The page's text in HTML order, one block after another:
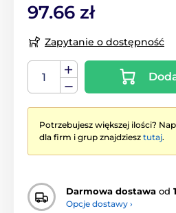
97.66 zł
Zapytanie o dostępność
Potrzebujesz większej ilości?
dla firm i grup znajdziesz tutaj.
Darmowa dostawa od
Opcje dostawy ›